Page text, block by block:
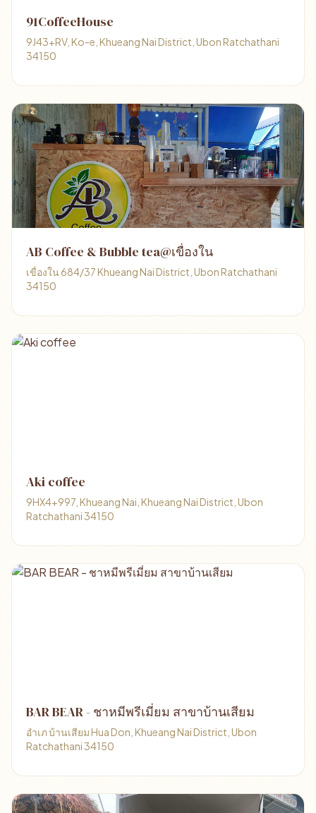
91CoffeeHouse
9J43+RV, Ko-e, Khueang Nai District, Ubon Ratchathani
34150
AB Coffee & Bubble tea@เขื่องใน
เขื่องใน 684/37 Khueang Nai District, Ubon Ratchathani
34150
Aki coffee
9HX4+997, Khueang Nai, Khueang Nai District, Ubon
Ratchathani 34150
BAR BEAR - ชาหมีพรีเมี่ยม สาขาบ้านเสียม
อำเภ บ้านเสียม Hua Don, Khueang Nai District, Ubon
Ratchathani 34150